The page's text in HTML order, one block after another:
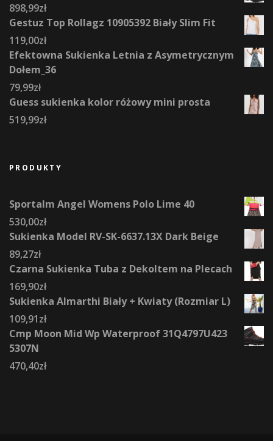
898,99zł
Gestuz Top Rollagz 10905392 Biały Slim Fit
119,00zł
Efektowna Sukienka Letnia z Asymetrycznym
Dołem_36
79,99zł
Guess sukienka kolor różowy mini prosta
519,99zł
PRODUKTY
Sportalm Angel Womens Polo Lime 40
530,00zł
Sukienka Model RV-SK-6637.13X Dark Beige
89,27zł
Czarna Sukienka Tuba z Dekoltem na Plecach
169,90zł
Sukienka Almarthi Biały + Kwiaty (Rozmiar L)
109,91zł
Cmp Moon Mid Wp Waterproof 31Q4797U423
5307N
470,40zł